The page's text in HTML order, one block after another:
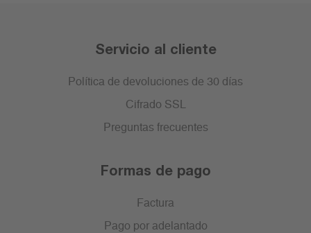
Servicio al cliente
Política de devoluciones de 30 días
Cifrado SSL
Preguntas frecuentes
Formas de pago
Factura
Pago por adelantado